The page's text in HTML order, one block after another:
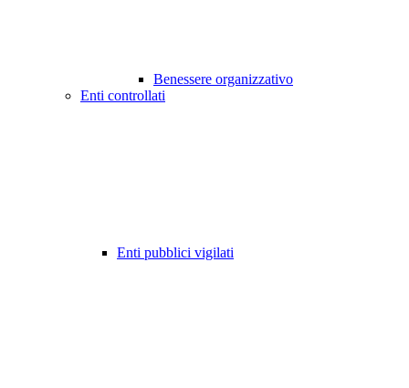
Benessere organizzativo
Enti controllati
Enti pubblici vigilati